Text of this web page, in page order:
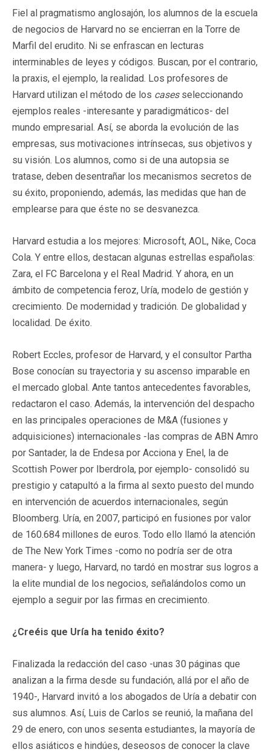
Fiel al pragmatismo anglosajón, los alumnos de la escuela
de negocios de Harvard no se encierran en la Torre de
Marfil del erudito. Ni se enfrascan en lecturas
interminables de leyes y códigos. Buscan, por el contrario,
la praxis, el ejemplo, la realidad. Los profesores de
Harvard utilizan el método de los casesseleccionando
ejemplos reales -interesante y paradigmáticos- del
mundo empresarial. Así, se aborda la evolución de las
empresas, sus motivaciones intrínsecas, sus objetivos y
su visión. Los alumnos, como si de una autopsia se
tratase, deben desentrañar los mecanismos secretos de
su éxito, proponiendo, además, las medidas que han de
emplearse para que éste no se desvanezca.
Harvard estudia a los mejores: Microsoft, AOL, Nike, Coca
Cola. Y entre ellos, destacan algunas estrellas españolas:
Zara, el FC Barcelona y el Real Madrid. Y ahora, en un
ámbito de competencia feroz, Uría, modelo de gestión y
crecimiento. De modernidad y tradición. De globalidad y
localidad. De éxito.
Robert Eccles, profesor de Harvard, y el consultor Partha
Bose conocían su trayectoria y su ascenso imparable en
el mercado global. Ante tantos antecedentes favorables,
redactaron el caso. Además, la intervención del despacho
en las principales operaciones de M&A (fusiones y
adquisiciones) internacionales -las compras de ABN Amro
por Santader, la de Endesa por Acciona y Enel, la de
Scottish Power por Iberdrola, por ejemplo- consolidó su
prestigio y catapultó a la firma al sexto puesto del mundo
en intervención de acuerdos internacionales, según
Bloomberg. Uría, en 2007, participó en fusiones por valor
de 160.684 millones de euros. Todo ello llamó la atención
de The New York Times -como no podría ser de otra
manera- y luego, Harvard, no tardó en mostrar sus logros a
la elite mundial de los negocios, señalándolos como un
ejemplo a seguir por las firmas en crecimiento.
¿Creéis que Uría ha tenido éxito?
Finalizada la redacción del caso -unas 30 páginas que
analizan a la firma desde su fundación, allá por el año de
1940-, Harvard invitó a los abogados de Uría a debatir con
sus alumnos. Así, Luis de Carlos se reunió, la mañana del
29 de enero, con unos sesenta estudiantes, la mayoría de
ellos asiáticos e hindúes, deseosos de conocer la clave